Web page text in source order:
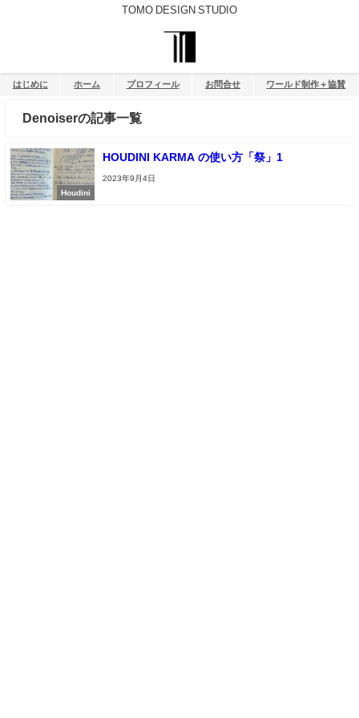
TOMO DESIGN STUDIO
はじめに ホーム プロフィール お問合せ ワールド制作＋協賛
Denoiserの記事一覧
Houdini
HOUDINI KARMA の使い方「祭」1
2023年9月4日